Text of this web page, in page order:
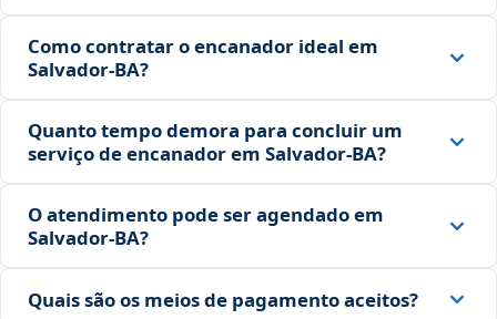
Como contratar o encanador ideal em
Salvador‑BA?
Quanto tempo demora para concluir um
serviço de encanador em Salvador‑BA?
O atendimento pode ser agendado em
Salvador‑BA?
Quais são os meios de pagamento aceitos?